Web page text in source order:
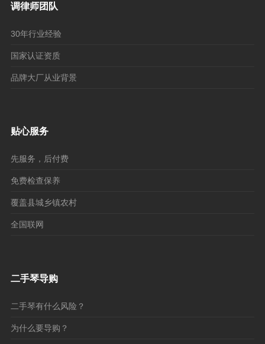
调律师团队
30年行业经验
国家认证资质
品牌大厂从业背景
贴心服务
先服务，后付费
免费检查保养
覆盖县城乡镇农村
全国联网
二手琴导购
二手琴有什么风险？
为什么要导购？